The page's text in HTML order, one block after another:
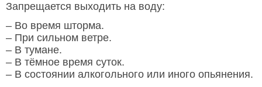
Запрещается выходить на воду:
– Во время шторма.
– При сильном ветре.
– В тумане.
– В тёмное время суток.
– В состоянии алкогольного или иного опьянения.